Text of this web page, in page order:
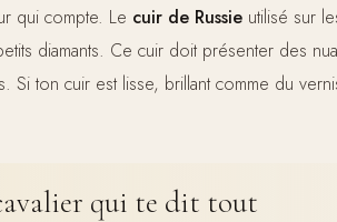
qui compte. Le cuir de Russie utilisé sur
diamants. Ce cuir doit présenter des
ton cuir est lisse, brillant comme du
qui te dit tout